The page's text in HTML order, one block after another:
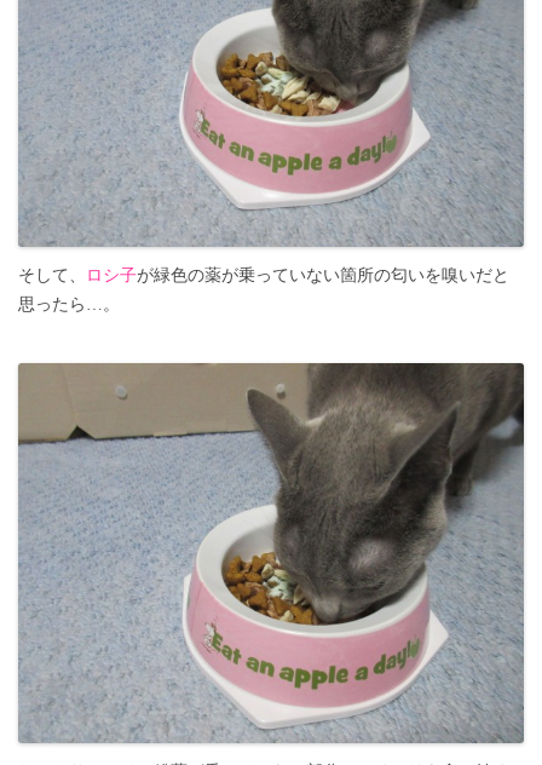
そして、 ロシ子が緑色の薬が乗っていない箇所の匂いを嗅いだと
思ったら…。